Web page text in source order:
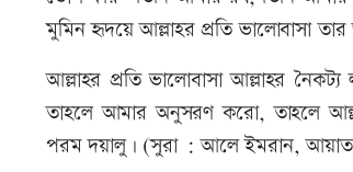
মুমিন হৃদয়ে আল্লাহর প্রতি ভালোবাসা
আল্লাহর প্রতি ভালোবাসা আল্লাহর
তাহলে আমার অনুসরণ করো, তাহলে
পরম দয়ালু। (সুরা : আলে ইমরান,